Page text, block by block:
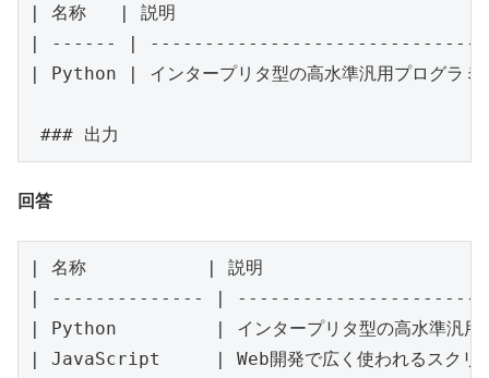
| 名称   | 説明
| ------ |
| Python | インタープリタ型の高水準汎用プログ
### 出力
回答
| 名称           | 説明
| -------------- |
| Python         | インタープリタ型の高水準
| JavaScript     | Web開発で広く使われる